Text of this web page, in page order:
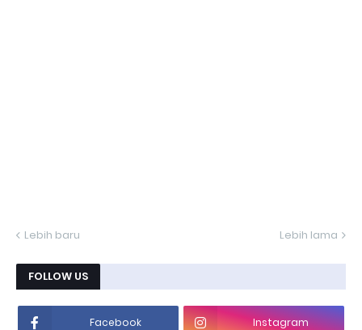
Lebih baru Lebih lama
FOLLOW US
Facebook Instagram